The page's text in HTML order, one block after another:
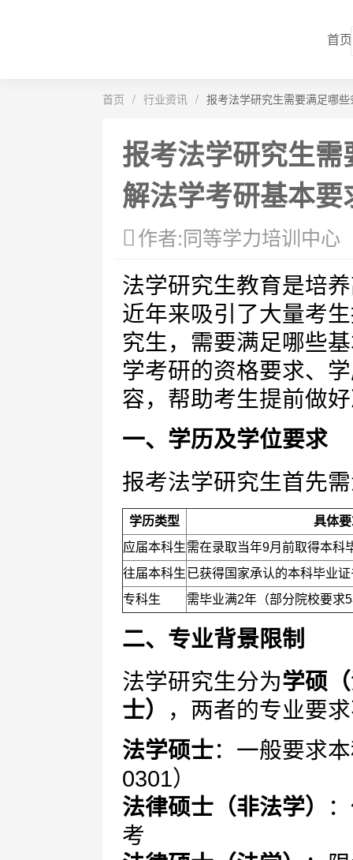
首页
首页 / 行业资讯 / 报考法学研究生需要满足哪
报考法学研究生
解法学考研基本要
作者:同等学力培训中心
法学研究生教育是培
近年来吸引了大量考
究生，需要满足哪些
学考研的资格要求、
容，帮助考生提前做
一、学历及学位要求
报考法学研究生首先
学历类型
具体
应届本科生需在录取当年9月前取得本科
往届本科生已获得国家承认的本科毕业证
专科生
需毕业满2年（部分院校要求
二、专业背景限制
法学研究生分为学硕
士）
，两者的专业要
法学硕士：一般要求
0301）
法律硕士（非法学）
考